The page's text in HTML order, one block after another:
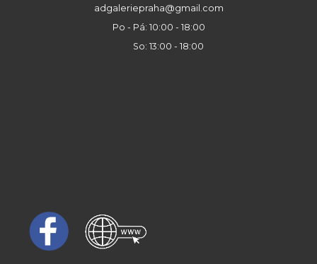
adgaleriepraha@gmail.com
Po - Pá: 10:00 - 18:00
So: 13:00 - 18:00